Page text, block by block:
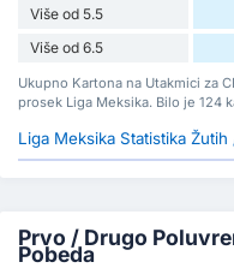
Više od 5.5
Više od 6.5
Ukupno Kartona na Utakmici za
prosek Liga Meksika. Bilo je 124
Liga Meksika Statistika
Prvo / Drugo
Pobeda